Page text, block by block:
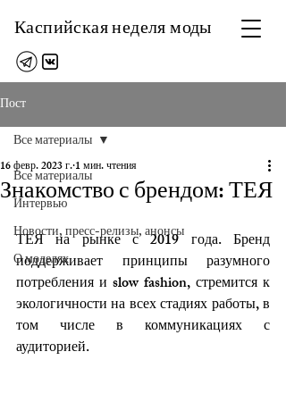
Каспийская неделя моды
Пост
Все материалы
Интервью
Новости, пресс-релизы, анонсы
О моделях
Все материалы
Знакомство с брендом: ТЕЯ
16 февр. 2023 г.1 мин. чтения
ТЕЯ на рынке с 2019 года. Бренд
поддерживает принципы разумного
потребления и slow fashion, стремится к
экологичности на всех стадиях работы, в
том числе в коммуникациях с
аудиторией.